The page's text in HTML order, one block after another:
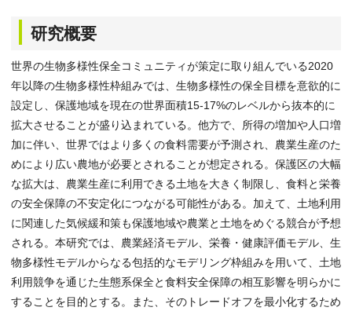
研究概要
世界の生物多様性保全コミュニティが策定に取り組んでいる2020
年以降の生物多様性枠組みでは、生物多様性の保全目標を意欲的に
設定し、保護地域を現在の世界面積15-17%のレベルから抜本的に
拡大させることが盛り込まれている。他方で、所得の増加や人口増
加に伴い、世界ではより多くの食料需要が予測され、農業生産のた
めにより広い農地が必要とされることが想定される。保護区の大幅
な拡大は、農業生産に利用できる土地を大きく制限し、食料と栄養
の安全保障の不安定化につながる可能性がある。加えて、土地利用
に関連した気候緩和策も保護地域や農業と土地をめぐる競合が予想
される。本研究では、農業経済モデル、栄養・健康評価モデル、生
物多様性モデルからなる包括的なモデリング枠組みを用いて、土地
利用競争を通じた生態系保全と食料安全保障の相互影響を明らかに
することを目的とする。また、そのトレードオフを最小化するため